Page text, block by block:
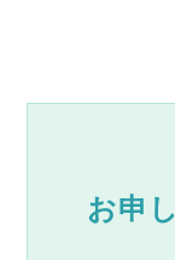
お申